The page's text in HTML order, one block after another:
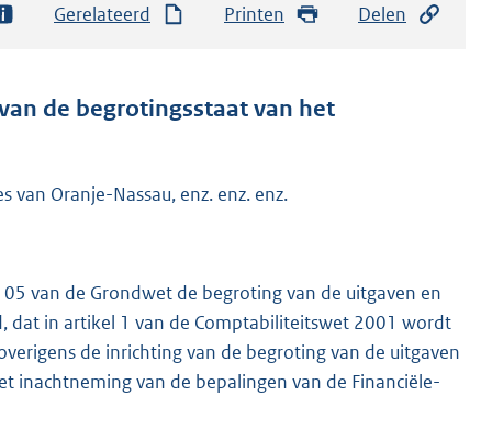
Gerelateerd Printen Delen
de begrotingsstaat van het
Oranje-Nassau, enz. enz. enz.
van de Grondwet de begroting van de uitgaven en
dat in artikel 1 van de Comptabiliteitswet 2001 wordt
de inrichting van de begroting van de uitgaven
inachtneming van de bepalingen van de Financiële-